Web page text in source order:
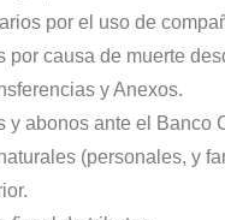
por el uso de
causa de muerte
y Anexos.
y abonos ante el Banco
(personales, y